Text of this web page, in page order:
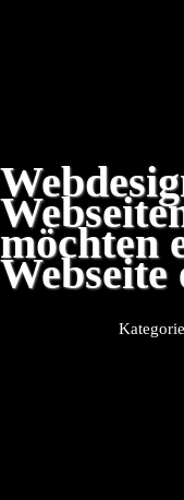
möchten
Webseite